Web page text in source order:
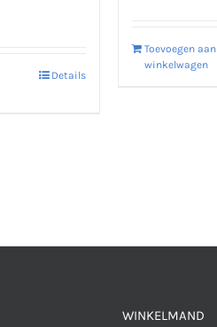
Details
Toevoegen aan
winkelwagen
WINKELMAND